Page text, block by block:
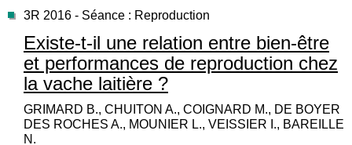
3R 2016 - Séance : Reproduction
Existe-t-il une relation entre bien-être
et performances de reproduction chez
la vache laitière ?
GRIMARD B., CHUITON A., COIGNARD M., DE BOYER
DES ROCHES A., MOUNIER L., VEISSIER I., BAREILLE
N.